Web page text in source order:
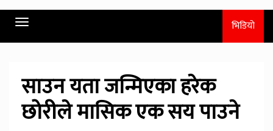
Toggle
navigation
भिडियो
साउन यता जन्मिएका हरेक
छोरीले मासिक एक सय पाउने